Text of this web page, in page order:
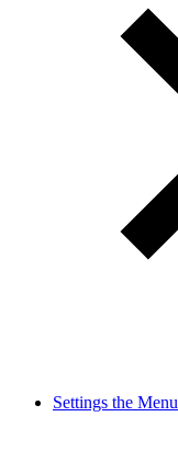
Settings the Menu